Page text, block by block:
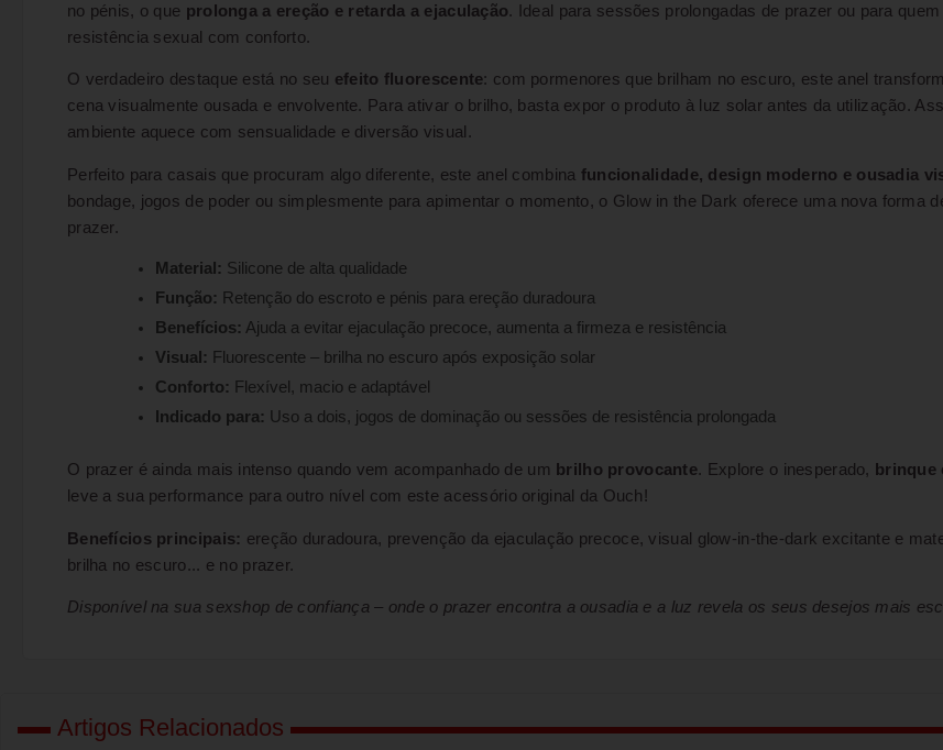
no pénis, o que prolonga a ereção e retarda a ejaculação. Ideal para sessões prolongadas de prazer ou para
resistência sexual com conforto.
O verdadeiro destaque está no seu efeito fluorescente: com pormenores que brilham no escuro, este anel
cena visualmente ousada e envolvente. Para ativar o brilho, basta expor o produto à luz solar antes da utilização.
ambiente aquece com sensualidade e diversão visual.
Perfeito para casais que procuram algo diferente, este anel combina funcionalidade, design moderno e ousadia
bondage, jogos de poder ou simplesmente para apimentar o momento, o Glow in the Dark oferece uma nova forma
prazer.
Material: Silicone de alta qualidade
Função: Retenção do escroto e pénis para ereção duradoura
Benefícios: Ajuda a evitar ejaculação precoce, aumenta a firmeza e resistência
Visual: Fluorescente – brilha no escuro após exposição solar
Conforto: Flexível, macio e adaptável
Indicado para: Uso a dois, jogos de dominação ou sessões de resistência prolongada
O prazer é ainda mais intenso quando vem acompanhado de um brilho provocante. Explore o inesperado, brinque
leve a sua performance para outro nível com este acessório original da Ouch!
Benefícios principais: ereção duradoura, prevenção da ejaculação precoce, visual glow-in-the-dark excitante e
brilha no escuro... e no prazer.
Disponível na sua sexshop de confiança – onde o prazer encontra a ousadia e a luz revela os seus desejos mais
Artigos Relacionados